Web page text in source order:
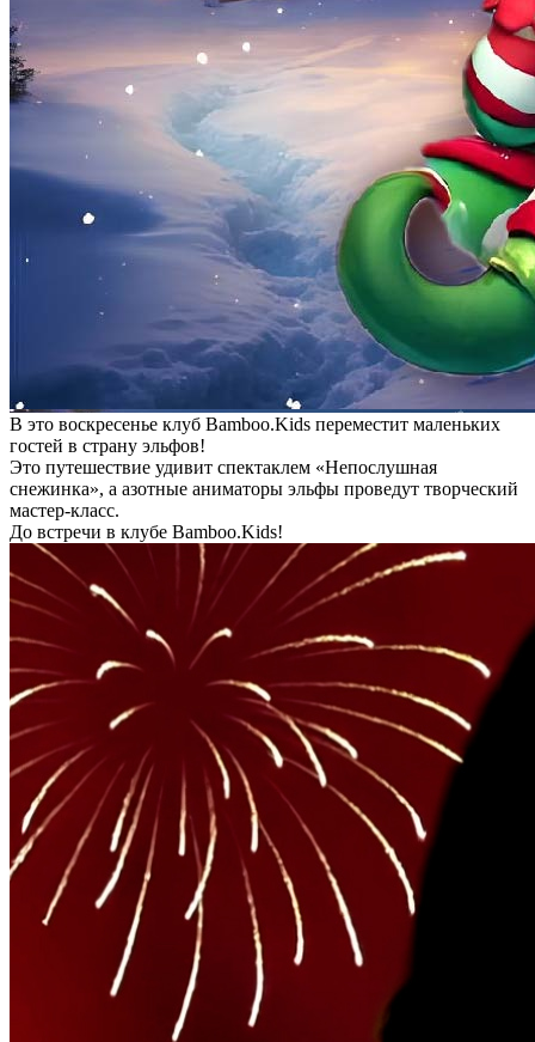
В это воскресенье клуб Bamboo.Kids переместит маленьких
гостей в страну эльфов!
Это путешествие удивит спектаклем «Непослушная
снежинка», а азотные аниматоры эльфы проведут творческий
мастер-класс.
До встречи в клубе Bamboo.Kids!